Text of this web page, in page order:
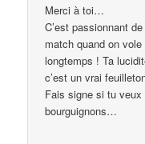
Merci à toi…
C’est passionnant
match quand on
longtemps ! Ta
c’est un vrai
Fais signe si tu
bourguignons…